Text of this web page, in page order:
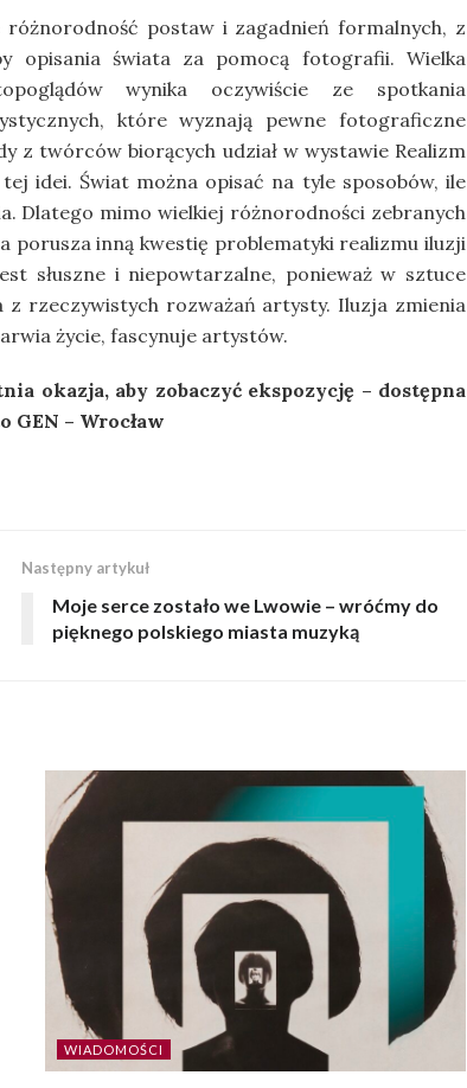
różnorodność postaw i zagadnień formalnych, z
opisania świata za pomocą fotografii. Wielka
wynika oczywiście ze spotkania
które wyznają pewne fotograficzne
z twórców biorących udział w wystawie Realizm
idei. Świat można opisać na tyle sposobów, ile
Dlatego mimo wielkiej różnorodności zebranych
porusza inną kwestię problematyki realizmu iluzji
słuszne i niepowtarzalne, ponieważ w sztuce
z rzeczywistych rozważań artysty. Iluzja zmienia
życie, fascynuje artystów.
okazja, aby zobaczyć ekspozycję – dostępna
GEN – Wrocław
Następny artykuł
Moje serce zostało we Lwowie – wróćmy do
pięknego polskiego miasta muzyką
WIADOMOŚCI